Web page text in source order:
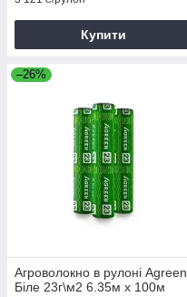
Купити
–26%
Агроволокно в рулоні Agreen
Біле 23г\м2 6.35м х 100м